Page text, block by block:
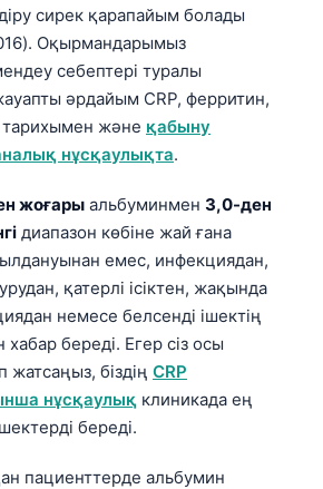
сирек қарапайым болады
Оқырмандарымыз
себептері туралы
әрдайым CRP, ферритин,
және қабыну
нұсқаулықта.
жоғары альбуминмен 3,0-ден
диапазон көбіне жай ғана
емес, инфекциядан,
қатерлі ісіктен, жақында
немесе белсенді ішектің
береді. Егер сіз осы
жатсаңыз, біздің CRP
нұсқаулық клиникада ең
береді.
пациенттерде альбумин
dili